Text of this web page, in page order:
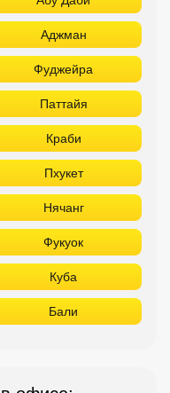
Шарм Эль Шейх
Абу Даби
Аджман
Фуджейра
Паттайя
Краби
Пхукет
Нячанг
Фукуок
Куба